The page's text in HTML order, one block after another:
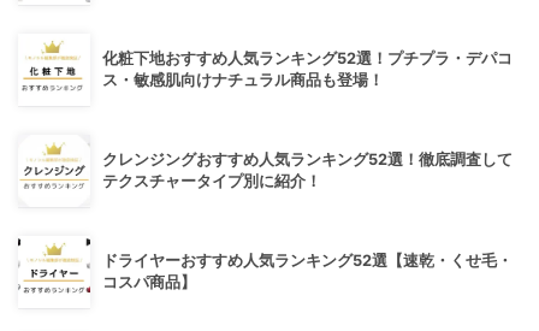
化粧下地おすすめ人気ランキング52選！プチプラ・デパコ
ス・敏感肌向けナチュラル商品も登場！
クレンジングおすすめ人気ランキング52選！徹底調査して
テクスチャータイプ別に紹介！
ドライヤーおすすめ人気ランキング52選【速乾・くせ毛・
コスパ商品】